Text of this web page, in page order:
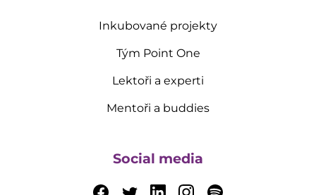
Inkubované projekty
Tým Point One
Lektoři a experti
Mentoři a buddies
Social media